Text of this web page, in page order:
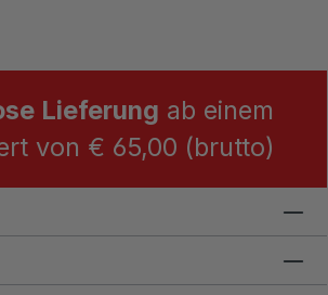
Lieferung ab einem
von € 65,00 (brutto)